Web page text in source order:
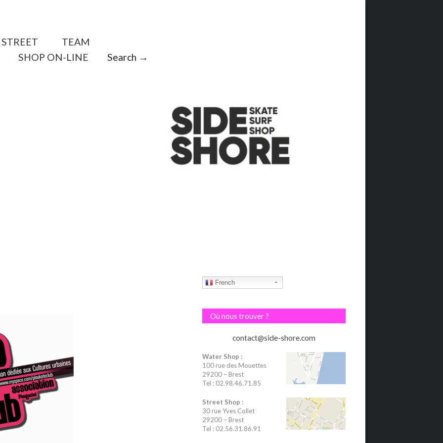
STREET
TEAM
SHOP ON-LINE
Search →
French
Où nous trouver ?
contact@side-shore.com
Water Shop :
100 rue des Mouettes
29200 – Brest
Tel : 02.98.46.71.85
Street Shop :
30 rue Yves Collet
29200 – Brest
Tel : 02.56.31.86.91